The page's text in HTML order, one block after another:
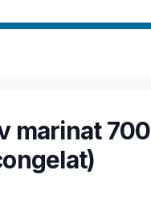
marinat 700